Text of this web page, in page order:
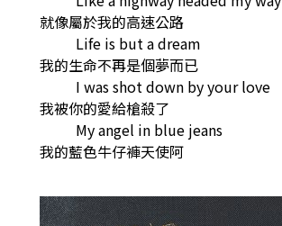
就像屬於我的高速公路
Life is but a dream
我的生命不再是個夢而已
I was shot down by your love
我被你的愛給槍殺了
My angel in blue jeans
我的藍色牛仔褲天使阿